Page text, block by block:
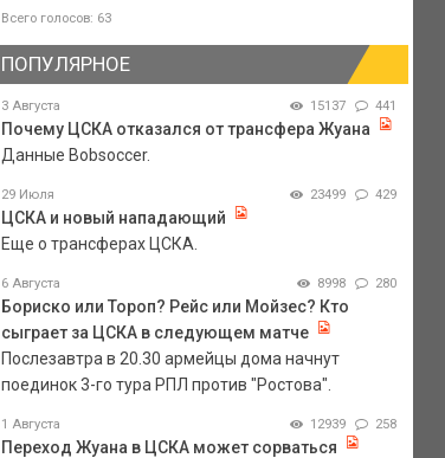
Всего голосов: 63
ПОПУЛЯРНОЕ
3 Августа 15137 441
Почему ЦСКА отказался от трансфера Жуана
Данные Bobsoccer.
29 Июля 23499 429
ЦСКА и новый нападающий
Еще о трансферах ЦСКА.
6 Августа 8998 280
Бориско или Тороп? Рейс или Мойзес? Кто
сыграет за ЦСКА в следующем матче
Послезавтра в 20.30 армейцы дома начнут
поединок 3-го тура РПЛ против "Ростова".
1 Августа 12939 258
Переход Жуана в ЦСКА может сорваться